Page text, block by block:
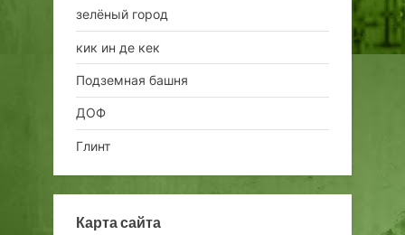
зелёный город
кик ин де кек
Подземная башня
ДОФ
Глинт
Карта сайта